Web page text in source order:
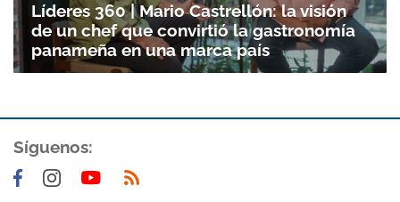
Gracias por suscribirte a nuestro boletín.
Líderes 360 | Mario Castrellón: la visión
de un chef que convirtió la gastronomía
panameña en una marca país
Síguenos: